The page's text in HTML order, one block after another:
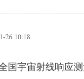
26 10:18
国宇宙射线响应